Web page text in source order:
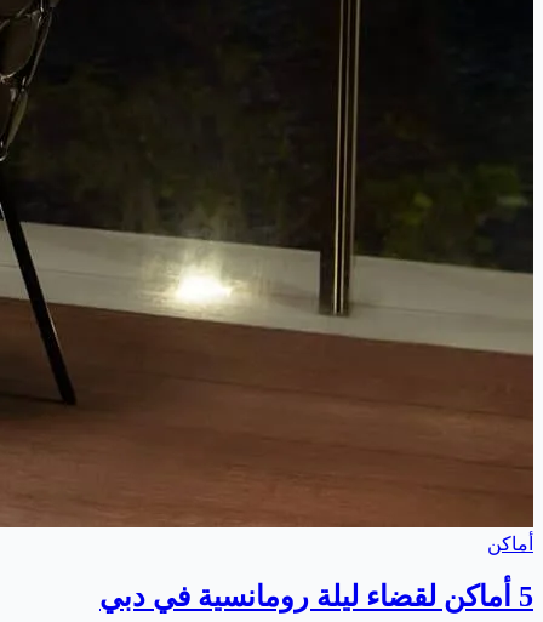
أماكن
5 أماكن لقضاء ليلة رومانسية في دبي